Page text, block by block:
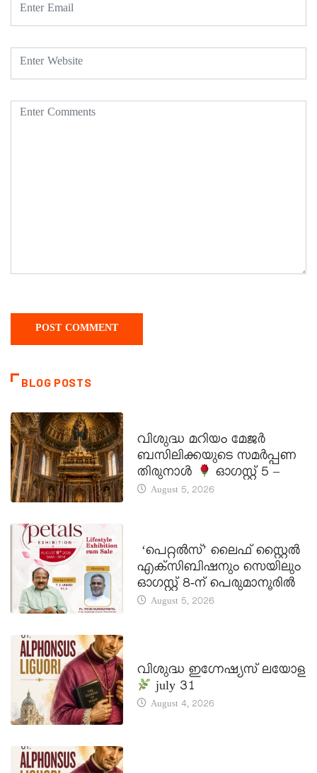
BLOG POSTS
വിശുദ്ധ മറിയം മേജർ
ബസിലിക്കയുടെ സമർപ്പണ
തിരുനാൾ
ഓഗസ്റ്റ് 5 –
August 5, 2026
‘പെറ്റൽസ്’ ലൈഫ് സ്റ്റൈൽ
എക്സിബിഷനും സെയിലും
ഓഗസ്റ്റ് 8-ന് പെരുമാനൂരിൽ
August 5, 2026
വിശുദ്ധ ഇഗ്നേഷ്യസ് ലയോള
july 31
August 4, 2026